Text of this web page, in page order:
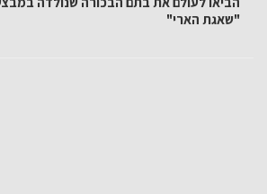
"שאגת הארי"